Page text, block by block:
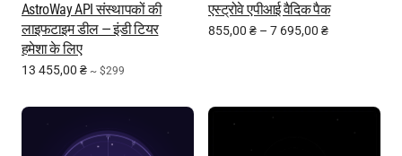
AstroWay API संस्थापकों की
लाइफटाइम डील — इंडी टियर
हमेशा के लिए
13 455,00 ₴ ~ $299
एस्ट्रोवे एपीआई वैदिक पैक
855,00 ₴ – 7 695,00 ₴